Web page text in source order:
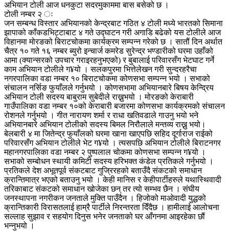
अभियान टोली आज धनकुटा सदरमुकाममा बास बसेको छ ।
टोली नम्बर २ ः
जन सम्बन्ध विस्तार अभियानको केन्द्रबाट गठित ४ टोली मध्ये भारतको सिमाना
झापाको काँकडभिट्टाबाट ४ गते उद्घाटन गरी अगाडि बढेको यस टोलीले आज
विहानमा मोरङको बिराटचोकमा कार्यक्रम सम्पन्न गरेको छ । सातौं दिन अर्थात
चैत्र १० गते १६ नम्बर ब्युरो इन्चार्ज कमरेड सुरेन्द्र भण्डारीको घरमा उहाँको
आमा (क्यान्सरको उपचार गराइरहनुभएको) र बुबालाई परिवारसँग भेटघाट गर्ने
काम अभियान टोलीले ग¥यो । सलकपुरमा भित्तेलेखन गरी सुन्दरहरैचा
नगरपालिका वडा नम्बर १० बिराटचोकमा कोणसभा सम्पन्न भयो । सभाको
संचालन नर्सिङ फुयाँलले गर्नुभयो । कोणसभामा अभियानबारे बिषय केन्द्रिय
अभियान टोली सदस्य बाबुराम सुबेदीले राख्नुभयो । मोरङको केराबारी
गाउँपालिका वडा नम्बर १०को केराबारी बजारमा कोणसभा कार्यक्रमको संचालन
रोशनले गर्नुभयो । गीत नारायण शर्मा र राधा खतिवडाले गाउनु भयो भने
अभियानबारे अभियान टोलीको सदस्य बिमल निरौलाले मन्तव्य राख्नु भयो।
बेलबारी ४ मा जितेन्द्र फुयाँलको घरमा खाना खाएपछि सहिद दूर्गाराज राईको
परिवारसँग अभियान टोलीले भेट ग¥यो । त्यसपछि अभियान टोलीले बिराटनगर
महानगरपालिका वडा नम्बर २ पुष्पलाल चोकमा कोणसभा सम्पन्न ग¥यो ।
सभाको सम्बोधन स्थायी कमिटी सदस्य हरिभक्त कंडेल प्रतिकले गर्नुभयो ।
प्रतिकले देश अभूतपूर्व संकटबाट गुज्रिरहको बताउँदै संकटको समाधान
क्रान्तिमात्र भएको बताउनु भयो । केही मानिस र केहीपार्टीहरुले यथास्थिवादी
तरिकाबाट संकटको समाधान खोजेका छन् तर त्यो सम्भव छैन । संघीय
जनस्थापना नगरीकन जनताले मुक्ति पाउँदैन । हिजोको माओवादी युद्धको
क्रान्तिकारी विरासतलाई हाम्रै पार्टीले निरन्तरता दिँदैछ । हामीलाई आलोचना
सल्लाह सुझाव र सहयोग दिनुस भनेर जनताको घर आँगनमा आइरहेका छौं
भन्नुभयो ।